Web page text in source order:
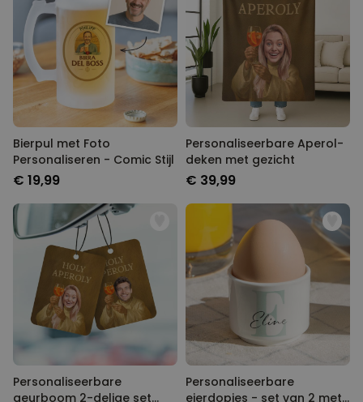
Bierpul met Foto
Personaliseren - Comic Stijl
€ 19,99
Personaliseerbare Aperol-
deken met gezicht
€ 39,99
Personaliseerbare
geurboom 2-delige set
Personaliseerbare
eierdopjes - set van 2 met